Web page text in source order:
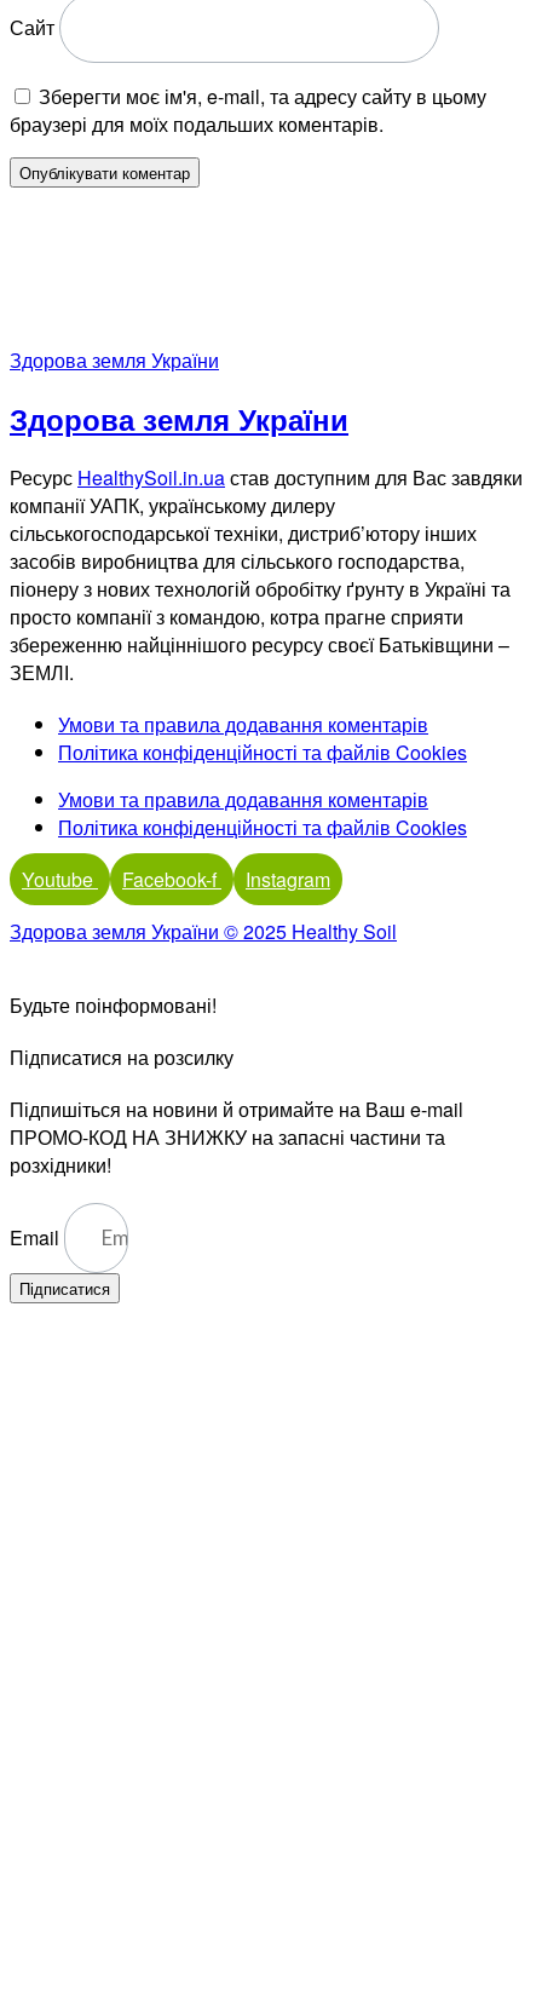
Сайт
Зберегти моє ім'я, e-mail, та адресу сайту в цьому
браузері для моїх подальших коментарів.
Здорова земля України
Здорова земля України
Ресурс HealthySoil.in.uaстав доступним для Вас завдяки
компанії УАПК, українському дилеру
сільськогосподарської техніки, дистриб’ютору інших
засобів виробництва для сільського господарства,
піонеру з нових технологій обробітку ґрунту в Україні та
просто компанії з командою, котра прагне сприяти
збереженню найціннішого ресурсу своєї Батьківщини –
ЗЕМЛІ.
Умови та правила додавання коментарів
Політика конфіденційності та файлів Cookies
Умови та правила додавання коментарів
Політика конфіденційності та файлів Cookies
Youtube
Facebook-f
Instagram
Здорова земля України © 2025 Healthy Soil
Будьте поінформовані!
Підписатися на розсилку
Підпишіться на новини й отримайте на Ваш e-mail
ПРОМО-КОД НА ЗНИЖКУ на запасні частини та
розхідники!
Email
Підписатися